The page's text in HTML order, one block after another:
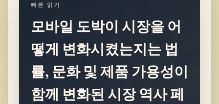
빠른 읽기
모바일 도박이 시장을 어
떻게 변화시켰는지는 법
률, 문화 및 제품 가용성이
함께 변화된 시장 역사 페